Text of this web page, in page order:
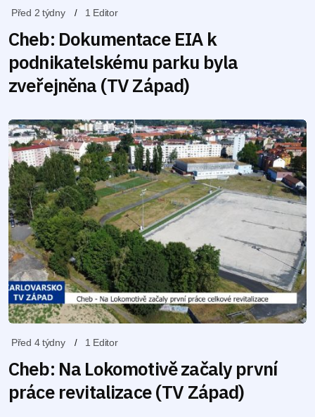
Před 2 týdny 1 Editor
Cheb: Dokumentace EIA k
podnikatelskému parku byla
zveřejněna (TV Západ)
Před 4 týdny 1 Editor
Cheb: Na Lokomotivě začaly první
práce revitalizace (TV Západ)